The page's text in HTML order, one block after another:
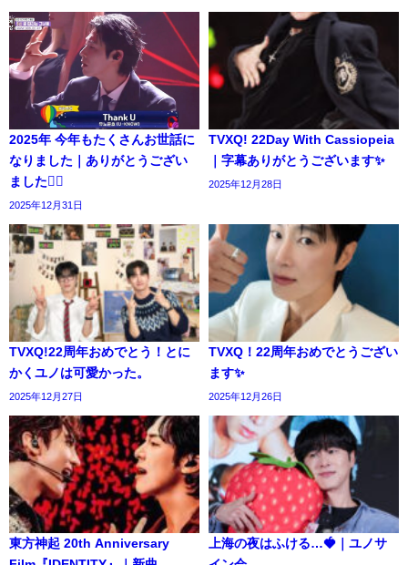
2025年 今年もたくさんお世話に
なりました｜ありがとうござい
ました🙇‍♀️
2025年12月31日
TVXQ! 22Day With Cassiopeia
｜字幕ありがとうございます✨️
2025年12月28日
TVXQ!22周年おめでとう！とに
かくユノは可愛かった。
2025年12月27日
TVXQ！22周年おめでとうござい
ます✨️
2025年12月26日
東方神起 20th Anniversary
上海の夜はふける…🍓｜ユノサ